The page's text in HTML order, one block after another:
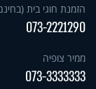
הזמנת חוגי בית
073-2221290
ממיר צופיה
073-3333333